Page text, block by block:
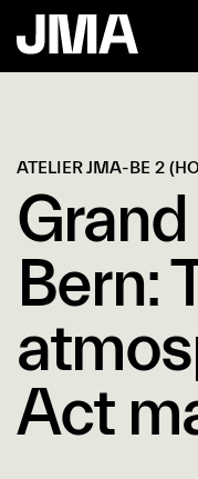
ATELIER JMA-BE 2
Bern:
Act